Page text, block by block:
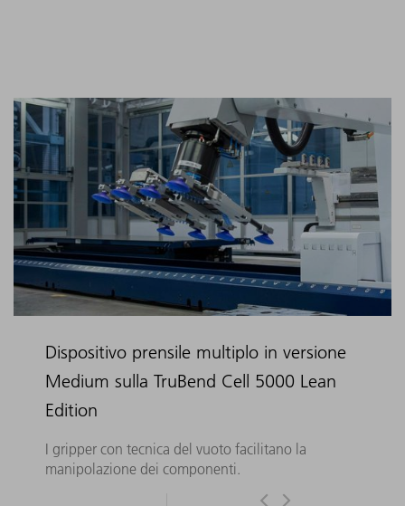
Dispositivo prensile multiplo in versione
Medium sulla TruBend Cell 5000 Lean
Edition
I gripper con tecnica del vuoto facilitano la
manipolazione dei componenti.